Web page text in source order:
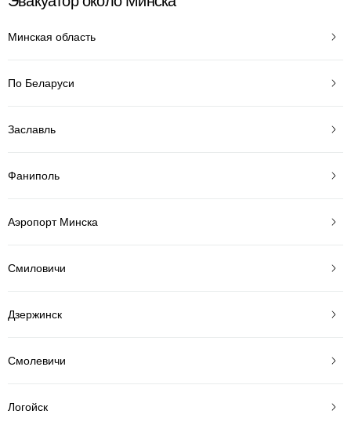
Минская область
По Беларуси
Заславль
Фаниполь
Аэропорт Минска
Смиловичи
Дзержинск
Смолевичи
Логойск